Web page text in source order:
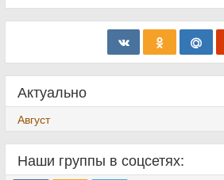
Актуально
Август
Наши группы в соцсетях: